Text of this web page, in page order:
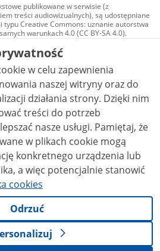
publikowane w serwisie (z
treści audiowizualnych), są udostępniane
typu Creative Commons: uznanie autorstwa
warunkach 4.0 (CC BY-SA 4.0).
audiowizualne, w tym zdjęcia, materiały
są udostępniane na licencji typu
uznanie autorstwa użycie
- bez utworów zależnych 4.0 (CC BY-
o ile nie jest to stwierdzone inaczej.
w celu zapewnienia
naszej witryny oraz do
strony. Dzięki nim
treści do potrzeb
usługi. Pamiętaj, że
w plikach cookie mogą
konkretnego urządzenia lub
a więc potencjalnie stanowić
cookies
Odrzuć